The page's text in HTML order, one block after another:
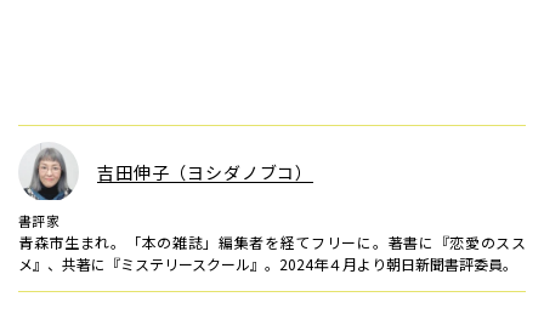
吉田伸子（ヨシダノブコ）
書評家
青森市生まれ。「本の雑誌」編集者を経てフリーに。著書に『恋愛のスス
メ』、共著に『ミステリースクール』。2024年４月より朝日新聞書評委員。